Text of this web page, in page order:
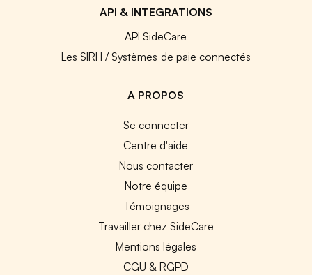
API & INTEGRATIONS
API SideCare
Les SIRH / Systèmes de paie connectés
A PROPOS
Se connecter
Centre d'aide
Nous contacter
Notre équipe
Témoignages
Travailler chez SideCare
Mentions légales
CGU & RGPD